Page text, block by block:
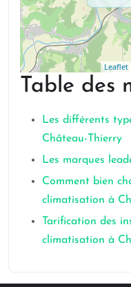
Leaflet
Table des
Les différents
Château-Thierry
Les marques
Comment bien
climatisation à
Tarification des
climatisation à